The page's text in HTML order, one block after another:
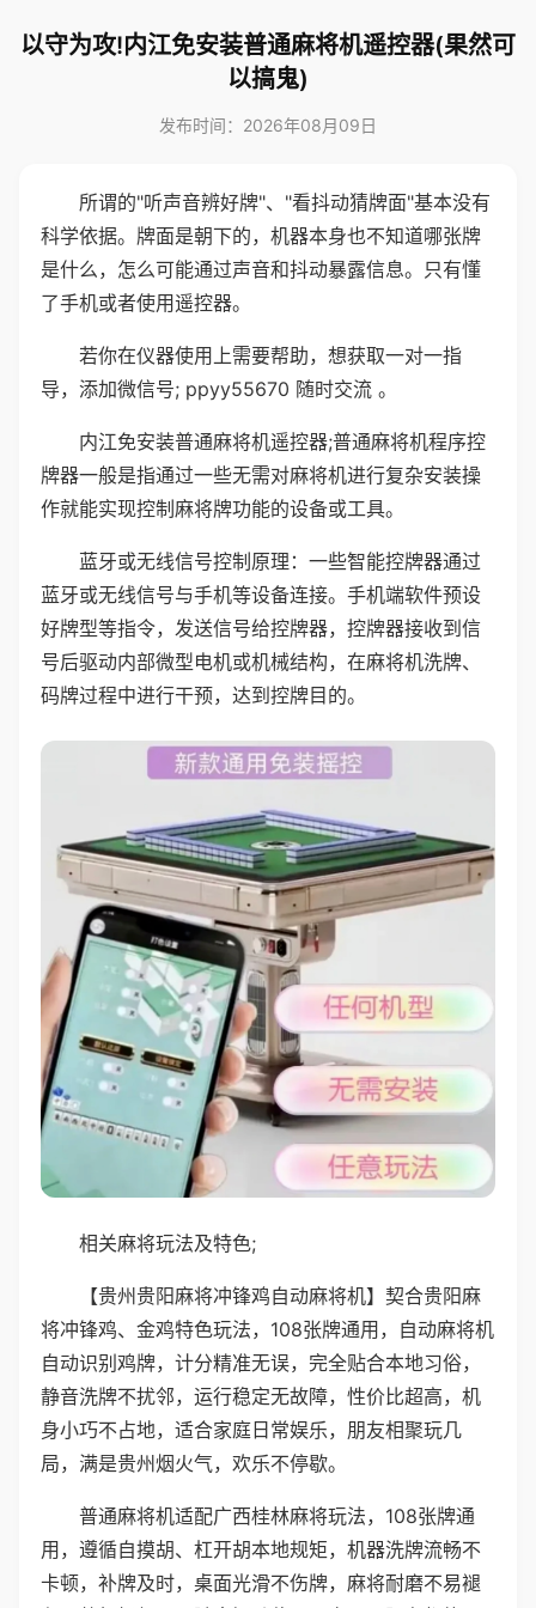
以守为攻!内江免安装普通麻将机遥控器(果然可
以搞鬼)
发布时间：2026年08月09日
所谓的"听声音辨好牌"、"看抖动猜牌面"基本没有
科学依据。牌面是朝下的，机器本身也不知道哪张牌
是什么，怎么可能通过声音和抖动暴露信息。只有懂
了手机或者使用遥控器。
若你在仪器使用上需要帮助，想获取一对一指
导，添加微信号; ppyy55670 随时交流 。
内江免安装普通麻将机遥控器;普通麻将机程序控
牌器一般是指通过一些无需对麻将机进行复杂安装操
作就能实现控制麻将牌功能的设备或工具。
蓝牙或无线信号控制原理：一些智能控牌器通过
蓝牙或无线信号与手机等设备连接。手机端软件预设
好牌型等指令，发送信号给控牌器，控牌器接收到信
号后驱动内部微型电机或机械结构，在麻将机洗牌、
码牌过程中进行干预，达到控牌目的。
相关麻将玩法及特色;
【贵州贵阳麻将冲锋鸡自动麻将机】契合贵阳麻
将冲锋鸡、金鸡特色玩法，108张牌通用，自动麻将机
自动识别鸡牌，计分精准无误，完全贴合本地习俗，
静音洗牌不扰邻，运行稳定无故障，性价比超高，机
身小巧不占地，适合家庭日常娱乐，朋友相聚玩几
局，满是贵州烟火气，欢乐不停歇。
普通麻将机适配广西桂林麻将玩法，108张牌通
用，遵循自摸胡、杠开胡本地规矩，机器洗牌流畅不
卡顿，补牌及时，桌面光滑不伤牌，麻将耐磨不易褪